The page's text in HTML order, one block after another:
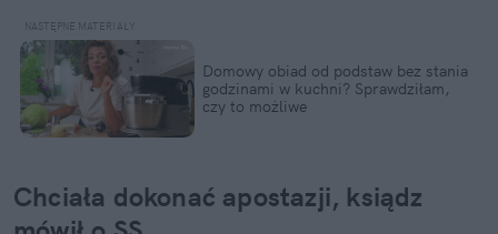
Domowy obiad od podstaw bez stania
godzinami w kuchni? Sprawdziłam,
czy to możliwe
Chciała dokonać apostazji, ksiądz